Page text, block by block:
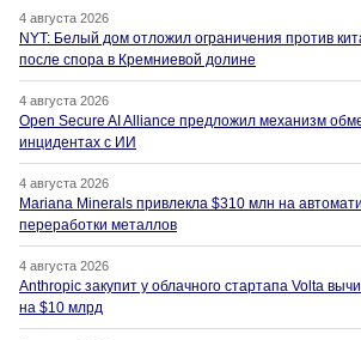
4 августа 2026
NYT: Белый дом отложил ограничения против
после спора в Кремниевой долине
4 августа 2026
Open Secure AI Alliance предложил механизм
инцидентах с ИИ
4 августа 2026
Mariana Minerals привлекла $310 млн на
переработки металлов
4 августа 2026
Anthropic закупит у облачного стартапа Volta
на $10 млрд